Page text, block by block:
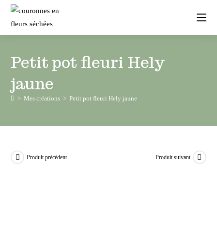
Petit pot fleuri Hely
jaune
> Mes créations > Petit pot fleuri Hely jaune
Produit précédent Produit suivant